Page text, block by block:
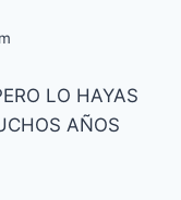
LO HAYAS
AÑOS